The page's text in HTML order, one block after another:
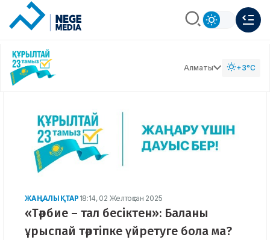
Алматы +3°C
ЖАҢАЛЫҚТАР 18:14, 02 Желтоқсан 2025
«Тәрбие – тал бесіктен»: Баланы
ұрыспай тәртіпке үйретуге бола ма?